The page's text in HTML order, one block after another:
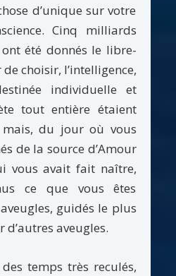
d’unique sur votre
Cinq milliards
été donnés le libre-
choisir, l’intelligence,
individuelle et
tout entière étaient
mais, du jour où vous
de la source d’Amour
vous avait fait naître,
ce que vous êtes
guidés le plus
d’autres aveugles.
temps très reculés,